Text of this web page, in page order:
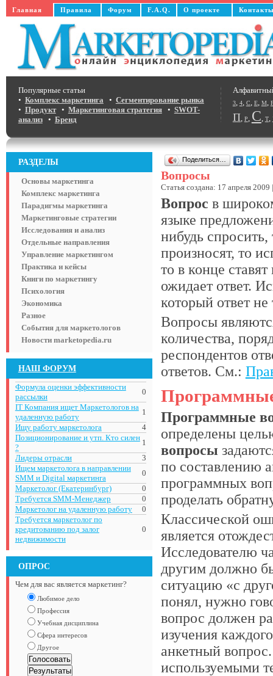
Главная Правила Форум F.A.Q. О проекте
3, 4, C, E, M,
П, Р, С, Т,
Популярные статьи
• Комплекс маркетинга • Сегментирование рынка
• Продукт• Маркетинговая стратегия• SWOT-
анализ• Бренд
РАЗДЕЛЫ
Основы маркетинга
Комплекс маркетинга
Парадигмы маркетинга
Маркетинговые стратегии
Исследования и анализ
Отдельные направления
Управление маркетингом
Практика и кейсы
Книги по маркетингу
Психология
Экономика
Разное
События для маркетологов
Новости marketopedia.ru
НАШ ФОРУМ
Формула оценки эффективности
рассылки
0
IT Компания ищет Маркетологов на
удаленную работу
1
Ищу работу маркетолога
4
Позиционирование и утп. Кто силен
?
1
Лидеры отрасли
3
Ищем маркетолога в направлении
SMM и Digital маркетинга
0
Маркетолог (Екатеринбург)
0
Требуется SMM-Менеджер
0
Маркетолог на удаленную работу
0
Требуется маркетолог по
кредитованию под залог
недвижимости
0
ОПРОС
Чем для вас является маркетинг?
Любимое дело
Профессия
Учебная дисциплина
Сфера интересов
Другое
Поделиться…
Вопросы
Статья создана: 17 апреля 2009
Вопрос в
языке
нибудь
произносят, то
то в конце
ожидает ответ.
который ответ не
Вопросы
количества,
респондентов
ответов. См.:
Программные
определены
вопросы
по составлению
программных
проделать
Классической
является
Исследователю
другим должно
ситуацию «с
понял, нужно
вопрос должен
изучения
анкетный
используемыми